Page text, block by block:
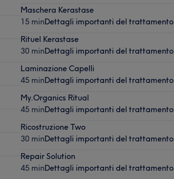
Maschera Kerastase
15 minDettagli importanti del trattamento
Rituel Kerastase
30 minDettagli importanti del trattamento
Laminazione Capelli
45 minDettagli importanti del trattamento
My.Organics Ritual
45 minDettagli importanti del trattamento
Ricostruzione Two
30 minDettagli importanti del trattamento
Repair Solution
45 minDettagli importanti del trattamento